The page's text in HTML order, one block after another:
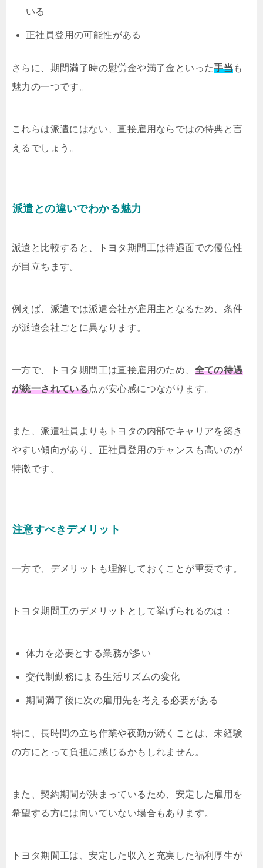
いる
正社員登用の可能性がある
さらに、期間満了時の慰労金や満了金といった手当も
魅力の一つです。
これらは派遣にはない、直接雇用ならではの特典と言
えるでしょう。
派遣との違いでわかる魅力
派遣と比較すると、トヨタ期間工は待遇面での優位性
が目立ちます。
例えば、派遣では派遣会社が雇用主となるため、条件
が派遣会社ごとに異なります。
一方で、トヨタ期間工は直接雇用のため、 全ての待遇
が統一されている点が安心感につながります。
また、派遣社員よりもトヨタの内部でキャリアを築き
やすい傾向があり、正社員登用のチャンスも高いのが
特徴です。
注意すべきデメリット
一方で、デメリットも理解しておくことが重要です。
トヨタ期間工のデメリットとして挙げられるのは：
体力を必要とする業務が多い
交代制勤務による生活リズムの変化
期間満了後に次の雇用先を考える必要がある
特に、長時間の立ち作業や夜勤が続くことは、未経験
の方にとって負担に感じるかもしれません。
また、契約期間が決まっているため、安定した雇用を
希望する方には向いていない場合もあります。
トヨタ期間工は、安定した収入と充実した福利厚生が